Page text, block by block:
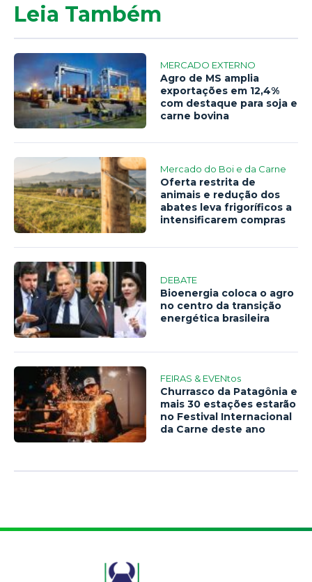
Leia Também
MERCADO EXTERNO
Agro de MS amplia
exportações em 12,4%
com destaque para soja e
carne bovina
Mercado do Boi e da Carne
Oferta restrita de
animais e redução dos
abates leva frigoríficos a
intensificarem compras
DEBATE
Bioenergia coloca o agro
no centro da transição
energética brasileira
FEIRAS & EVENtos
Churrasco da Patagônia e
mais 30 estações estarão
no Festival Internacional
da Carne deste ano